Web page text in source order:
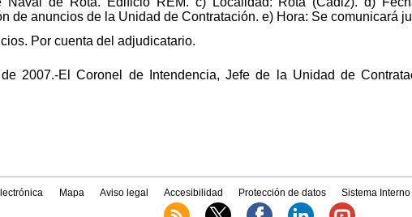
de anuncios de la Unidad de Contratación. e) Hora: Se comunicará
Por cuenta del adjudicatario.
2007.-El Coronel de Intendencia, Jefe de la Unidad de
Mapa Aviso legal Accesibilidad Protección de datos Sistema